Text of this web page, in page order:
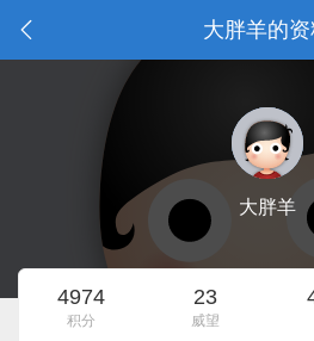
大胖羊的
大胖羊
4974
积分
23
威望